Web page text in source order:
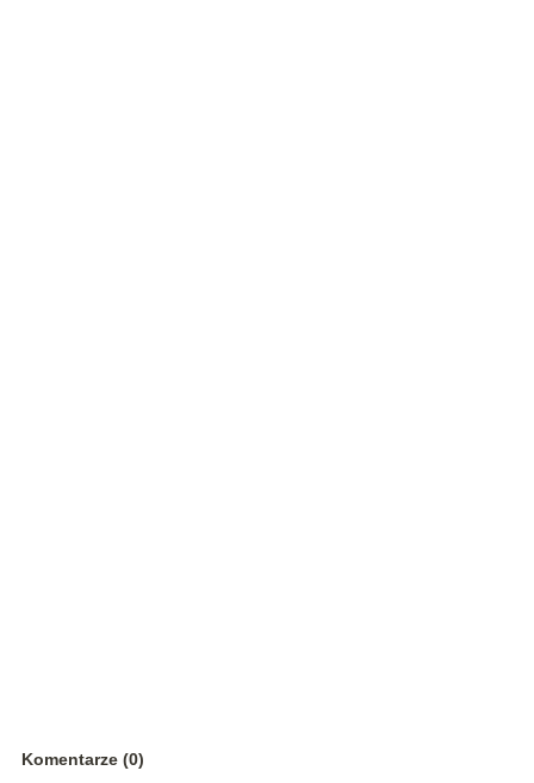
Komentarze (0)